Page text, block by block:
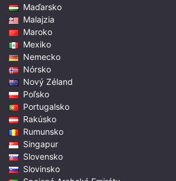
Maďarsko
Malajzia
Maroko
Mexiko
Nemecko
Nórsko
Nový Zéland
Poľsko
Portugalsko
Rakúsko
Rumunsko
Singapur
Slovensko
Slovinsko